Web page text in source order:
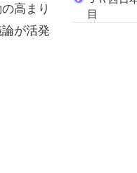
高まり
が活発
目